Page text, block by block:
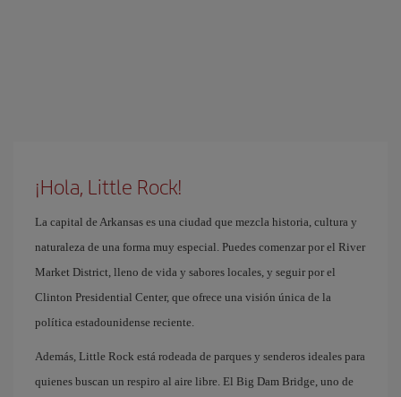
¡Hola, Little Rock!
La capital de Arkansas es una ciudad que mezcla historia, cultura y
naturaleza de una forma muy especial. Puedes comenzar por el River
Market District, lleno de vida y sabores locales, y seguir por el
Clinton Presidential Center, que ofrece una visión única de la
política estadounidense reciente.
Además, Little Rock está rodeada de parques y senderos ideales para
quienes buscan un respiro al aire libre. El Big Dam Bridge, uno de